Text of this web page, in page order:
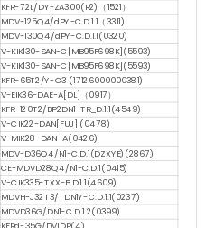
KFR-72L/DY-ZA300(R2)（1521）
MDV-125Q4/dPY-C.D.1.1（3311)
MDV-130Q4/dPY-C.D.1.1(0320)
V-KIK130-SAN-C[MB95F698K](5593)
V-KIK130-SAN-C[MB95F698K](5593)
KFR-65T2/Y-C3 (17126000000381)
V-EIK36-DAE-A[DL]（0917）
KFR-120T2/BP2DN1-TR_D.1.1(4549)
V-CIK22-DAN[FUJ] (0478)
V-MIK28-DAN-A(0426)
MDV-D36Q4/N1-C.D.1(DZXYE)(2867)
CE-MDVD28Q4/N1-C.D.1(0415)
V-CIK335-TXX-B.D.1.1(4609)
MDVH-J32T3/TDN1Y-C.D.1.1(0237)
MDVD36G/DN1-C.D.1.2(0399)